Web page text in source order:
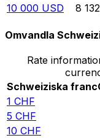
10 000 USD 8
Omvandla
Rate
Schweiziska franc
1 CHF
5 CHF
10 CHF